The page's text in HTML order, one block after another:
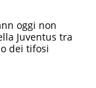
oggi non
Juventus tra
dei tifosi